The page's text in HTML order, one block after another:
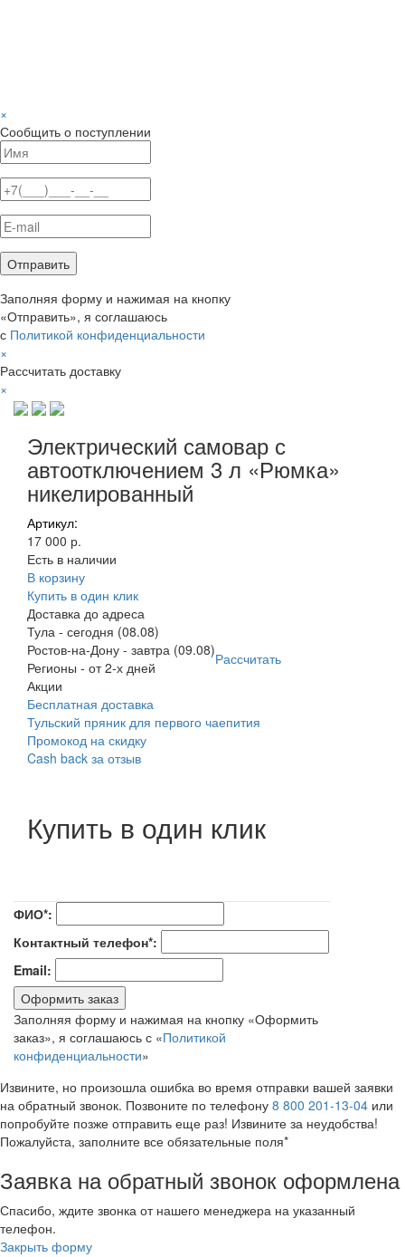
×
Сообщить о поступлении
Заполняя форму и нажимая на кнопку
«Отправить», я соглашаюсь
с Политикой конфиденциальности
×
Рассчитать доставку
×
Электрический самовар с
автоотключением 3 л «Рюмка»
никелированный
Артикул:
17 000 р.
Есть в наличии
В корзину
Купить в один клик
Доставка до адреса
Тула - сегодня (08.08)
Ростов-на-Дону - завтра (09.08)Рассчитать
Регионы - от 2-х дней
Акции
Бесплатная доставка
Тульский пряник для первого чаепития
Промокод на скидку
Cash back за отзыв
Купить в один клик
ФИО*:
Контактный телефон*:
Email:
Оформить заказ
Заполняя форму и нажимая на кнопку «Оформить
заказ», я соглашаюсь с «Политикой
конфиденциальности»
Извините, но произошла ошибка во время отправки вашей заявки
на обратный звонок. Позвоните по телефону 8 800 201-13-04 или
попробуйте позже отправить еще раз! Извините за неудобства!
Пожалуйста, заполните все обязательные поля*
Заявка на обратный звонок оформлена
Спасибо, ждите звонка от нашего менеджера на указанный
телефон.
Закрыть форму